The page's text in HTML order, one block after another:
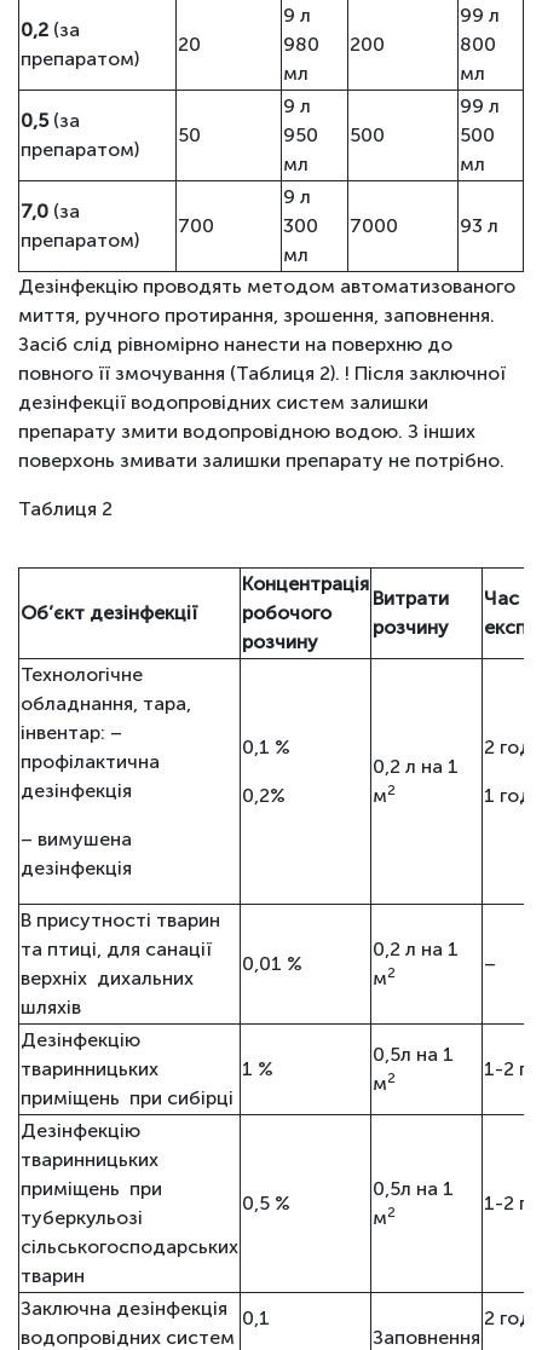
0,2 (за
препаратом)
20
9 л
980
мл
200
99 л
800
мл
0,5 (за
препаратом)
50
9 л
950
мл
500
99 л
500
мл
7,0 (за
препаратом)
700
9 л
300
мл
7000 93 л
Дезінфекцію проводять методом автоматизованого
миття, ручного протирання, зрошення, заповнення.
Засіб слід рівномірно нанести на поверхню до
повного її змочування (Таблиця 2). ! Після заключної
дезінфекції водопровідних систем залишки
препарату змити водопровідною водою. З інших
поверхонь змивати залишки препарату не потрібно.
Таблиця 2
Об’єкт дезінфекції
Концентрація
робочого
розчину
Витрати
розчину
Час
Технологічне
обладнання, тара,
інвентар: –
профілактична
дезінфекція
– вимушена
дезінфекція
0,1 %
0,2%
0,2 л на 1
м2
2 год.
1 год.
В присутності тварин
та птиці, для санації
верхніх дихальних
шляхів
0,01 %
0,2 л на 1
м2 –
Дезінфекцію
тваринницьких
приміщень при сибірці
1 %
0,5л на 1
м2 1-2
Дезінфекцію
тваринницьких
приміщень при
туберкульозі
сільськогосподарських
тварин
0,5 %
0,5л на 1
м2 1-2
Заключна дезінфекція
водопровідних систем
0,1
Заповнення
2 год.